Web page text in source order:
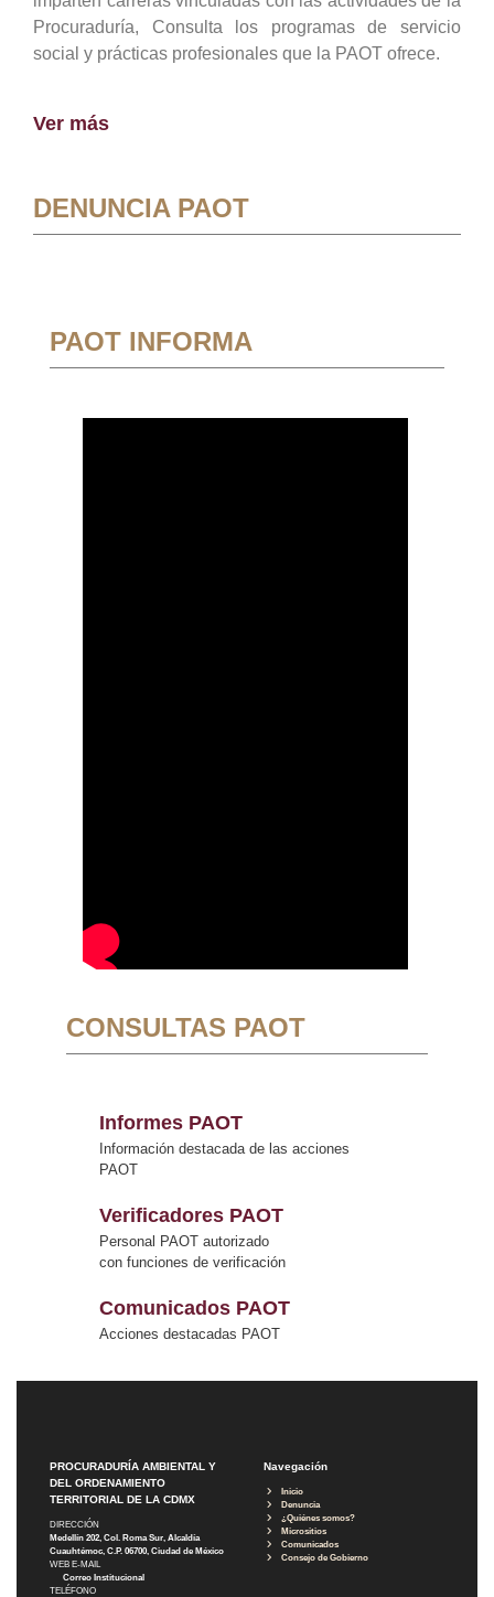
Procuraduría, Consulta los programas de servicio
social y prácticas profesionales que la PAOT ofrece.
Ver más
DENUNCIA PAOT
PAOT INFORMA
CONSULTAS PAOT
Informes PAOT
Información destacada de las acciones
PAOT
Verificadores PAOT
Personal PAOT autorizado
con funciones de verificación
Comunicados PAOT
Acciones destacadas PAOT
PROCURADURÍA AMBIENTAL Y
DEL ORDENAMIENTO
TERRITORIAL DE LA CDMX
DIRECCIÓN
Medellín 202, Col. Roma Sur, Alcaldía
Cuauhtémoc, C.P. 06700, Ciudad de México
WEB E-MAIL
Correo Institucional
TELÉFONO
Navegación
Inicio
Denuncia
¿Quiénes somos?
Micrositios
Comunicados
Consejo de Gobierno